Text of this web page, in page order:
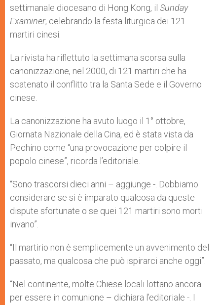
settimanale diocesano di Hong Kong, il Sunday
Examiner, celebrando la festa liturgica dei 121
martiri cinesi.
La rivista ha riflettuto la settimana scorsa sulla
canonizzazione, nel 2000, di 121 martiri che ha
scatenato il conflitto tra la Santa Sede e il Governo
cinese.
La canonizzazione ha avuto luogo il 1° ottobre,
Giornata Nazionale della Cina, ed è stata vista da
Pechino come “una provocazione per colpire il
popolo cinese”, ricorda l’editoriale.
“Sono trascorsi dieci anni – aggiunge -. Dobbiamo
considerare se si è imparato qualcosa da queste
dispute sfortunate o se quei 121 martiri sono morti
invano”.
“Il martirio non è semplicemente un avvenimento del
passato, ma qualcosa che può ispirarci anche oggi”.
“Nel continente, molte Chiese locali lottano ancora
per essere in comunione – dichiara l’editoriale -. I